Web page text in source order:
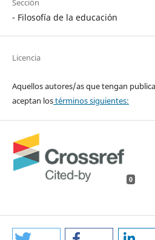
Sección
- Filosofía de la educación
Licencia
Aquellos autores/as que tengan
aceptan lostérminos siguientes:
0